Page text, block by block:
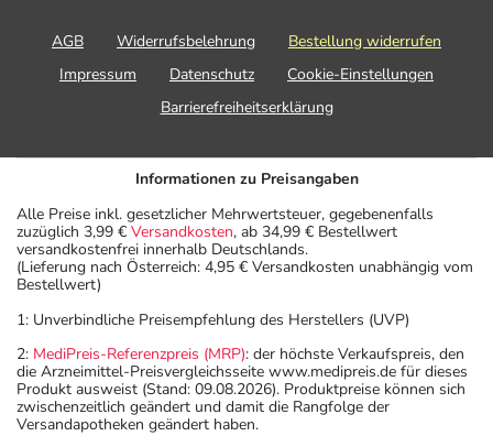
AGB Widerrufsbelehrung
Bestellung widerrufen
Impressum
Datenschutz
Cookie-Einstellungen
Barrierefreiheitserklärung
Informationen zu Preisangaben
Alle Preise inkl. gesetzlicher Mehrwertsteuer, gegebenenfalls
zuzüglich 3,99 € Versandkosten, ab 34,99 € Bestellwert
versandkostenfrei innerhalb Deutschlands.
(Lieferung nach Österreich: 4,95 € Versandkosten unabhängig vom
Bestellwert)
1: Unverbindliche Preisempfehlung des Herstellers (UVP)
2: MediPreis-Referenzpreis (MRP): der höchste Verkaufspreis, den
die Arzneimittel-Preisvergleichsseite www.medipreis.de für dieses
Produkt ausweist (Stand: 09.08.2026). Produktpreise können sich
zwischenzeitlich geändert und damit die Rangfolge der
Versandapotheken geändert haben.